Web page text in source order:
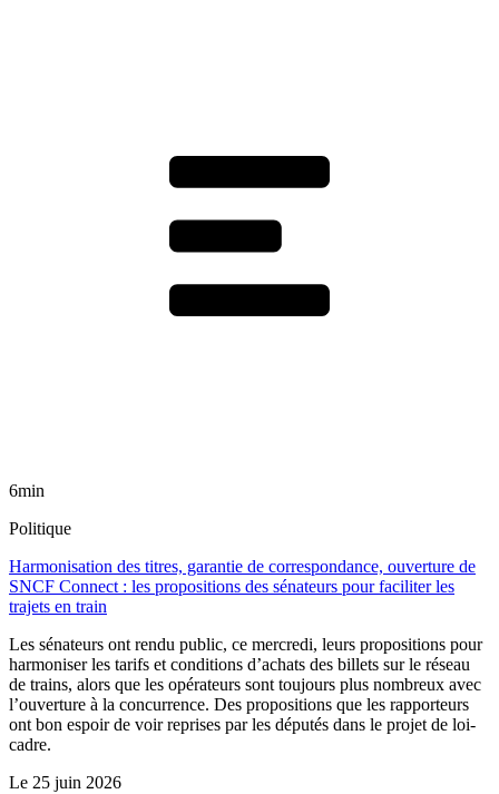
6min
Politique
Harmonisation des titres, garantie de correspondance, ouverture de
SNCF Connect : les propositions des sénateurs pour faciliter les
trajets en train
Les sénateurs ont rendu public, ce mercredi, leurs propositions pour
harmoniser les tarifs et conditions d’achats des billets sur le réseau
de trains, alors que les opérateurs sont toujours plus nombreux avec
l’ouverture à la concurrence. Des propositions que les rapporteurs
ont bon espoir de voir reprises par les députés dans le projet de loi-
cadre.
Le 25 juin 2026